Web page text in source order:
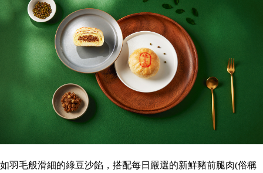
如羽毛般滑細的綠豆沙餡，搭配每日嚴選的新鮮豬前腿肉(俗稱